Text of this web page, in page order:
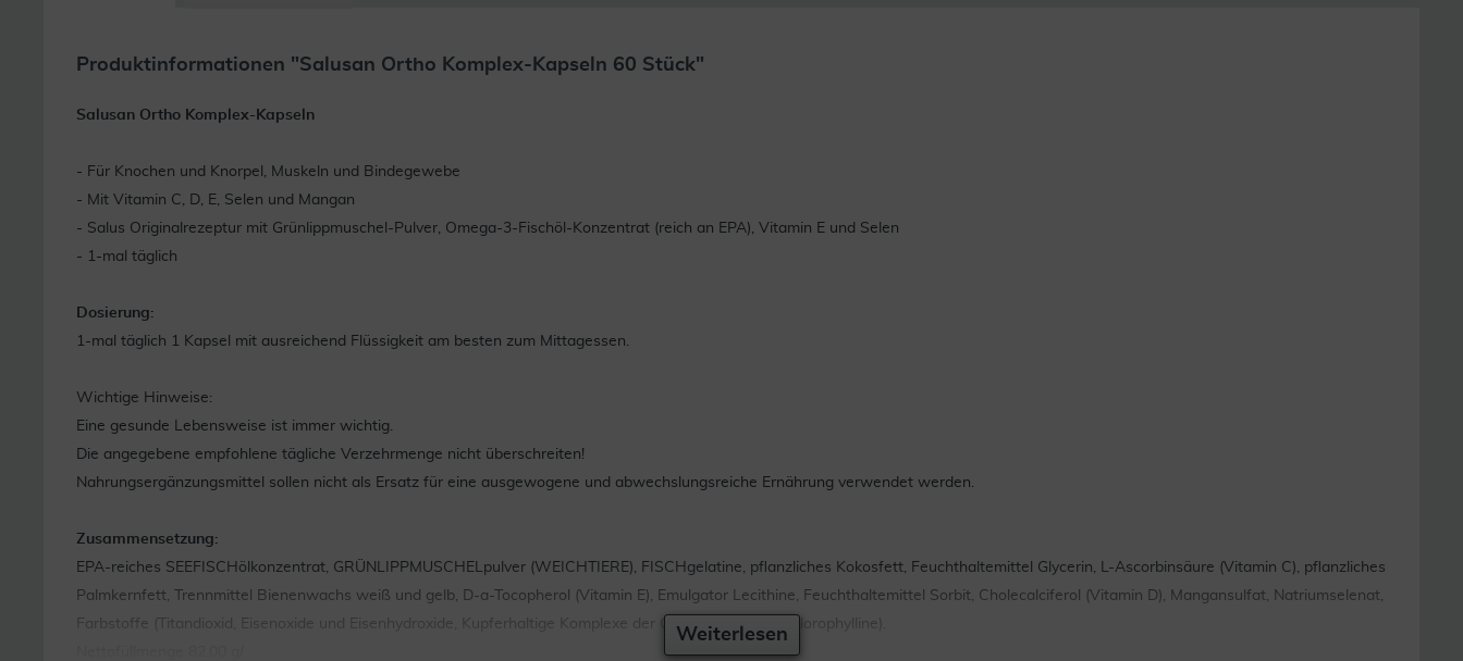
Produktinformationen "Salusan Ortho Komplex-Kapseln 60 Stück"
Salusan Ortho Komplex-Kapseln
- Für Knochen und Knorpel, Muskeln und Bindegewebe
- Mit Vitamin C, D, E, Selen und Mangan
- Salus Originalrezeptur mit Grünlippmuschel-Pulver, Omega-3-Fischöl-Konzentrat (reich an EPA), Vitamin E und Selen
- 1-mal täglich
Dosierung:
1-mal täglich 1 Kapsel mit ausreichend Flüssigkeit am besten zum Mittagessen.
Wichtige Hinweise:
Eine gesunde Lebensweise ist immer wichtig.
Die angegebene empfohlene tägliche Verzehrmenge nicht überschreiten!
Nahrungsergänzungsmittel sollen nicht als Ersatz für eine ausgewogene und abwechslungsreiche Ernährung verwendet werden.
Zusammensetzung:
EPA-reiches SEEFISCHölkonzentrat, GRÜNLIPPMUSCHELpulver (WEICHTIERE), FISCHgelatine, pflanzliches Kokosfett, Feuchthaltemittel Glycerin, L-Ascorbinsäure (Vitamin C), pflanzliches
Palmkernfett, Trennmittel Bienenwachs weiß und gelb, D-a-Tocopherol (Vitamin E), Emulgator Lecithine, Feuchthaltemittel Sorbit, Cholecalciferol (Vitamin D), Mangansulfat, Natriumselenat,
Farbstoffe (Titandioxid, Eisenoxide und Eisenhydroxide, Kupferhaltige Komplexe der Chlorophylle und Chlorophylline).
Weiterlesen